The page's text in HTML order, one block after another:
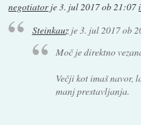
negotiatorje3. jul 2017 ob 21:07
Steinkauzje3. jul 2017 ob
Moč je direktno
Večji kot imaš navor,
manj prestavljanja.